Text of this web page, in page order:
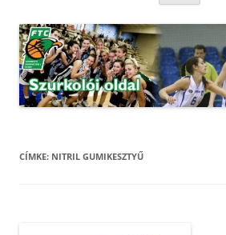
CÍMKE: NITRIL GUMIKESZTYŰ